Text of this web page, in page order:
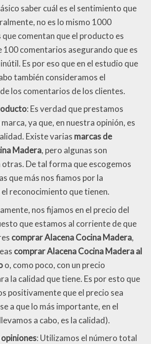
saber cuál es el sentimiento que
no es lo mismo 1000
comentan que el producto es
100 comentarios asegurando que es
Es por eso que en el estudio que
también consideramos el
los comentarios de los clientes.
: Es verdad que prestamos
ya que, en nuestra opinión, es
Existe varias marcas de
Madera, pero algunas son
De tal forma que escogemos
que más nos fiamos por la
reconocimiento que tienen.
nos fijamos en el precio del
que estamos al corriente de que
comprar Alacena Cocina Madera,
comprar Alacena Cocina Madera al
o, como poco, con un precio
la calidad que tiene. Es por esto que
positivamente que el precio sea
a que lo más importante, en el
a cabo, es la calidad).
: Utilizamos el número total